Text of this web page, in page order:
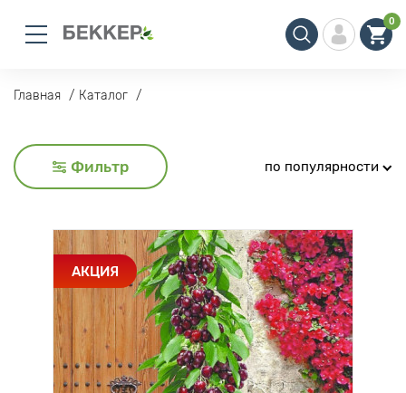
0
Главная Каталог
Фильтр по популярности
АКЦИЯ